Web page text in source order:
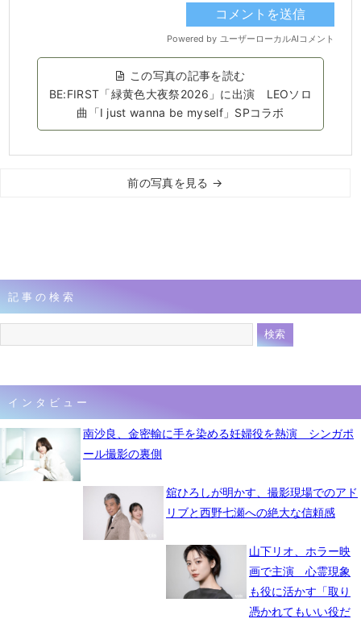
この写真の記事を読む
BE:FIRST「緑黄色大夜祭2026」に出演 LEOソロ
曲「I just wanna be myself」SPコラボ
前の写真を見る →
記事の検索
インタビュー
南沙良、金密輸に手を染める妊婦役を熱演 シンガポ
ール撮影の裏側
舘ひろしが明かす、撮影現場でのアド
リブと西野七瀬への絶大な信頼感
山下リオ、ホラー映
画で主演 心霊現象
も役に活かす「取り
憑かれてもいい役だ